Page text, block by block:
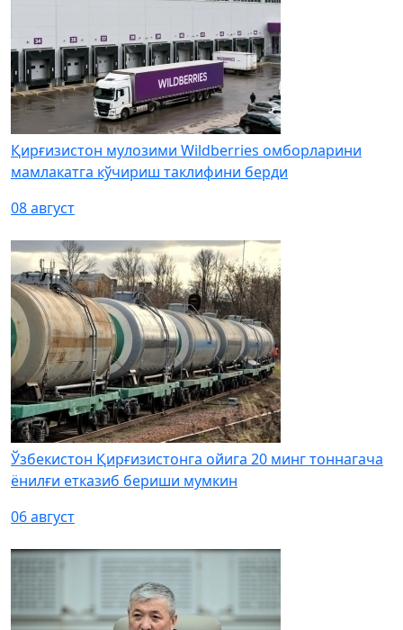
Қирғизистон мулозими Wildberries омборларини
мамлакатга кўчириш таклифини берди
08 август
Ўзбекистон Қирғизистонга ойига 20 минг тоннагача
ёнилғи етказиб бериши мумкин
06 август